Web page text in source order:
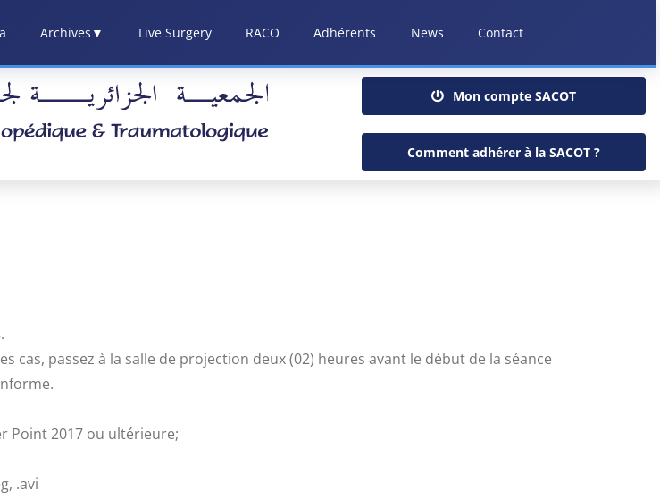
Archives ▼ Live Surgery RACO Adhérents News Contact
Mon compte SACOT
Comment adhérer à la SACOT ?
.
cas, passez à la salle de projection deux (02) heures avant le début de la séance
Point 2017 ou ultérieure;
.avi